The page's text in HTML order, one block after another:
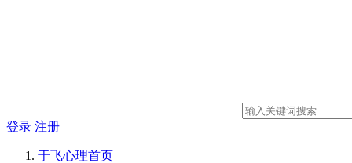
登录 注册
于飞心理首页